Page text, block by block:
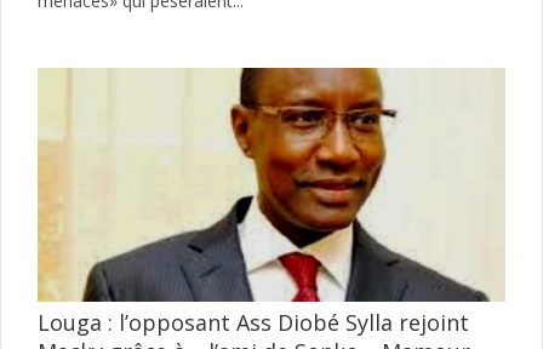
Louga : l’opposant Ass Diobé Sylla rejoint